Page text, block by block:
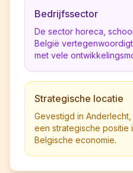
Bedrijfssector
De sector horeca,
België
met vele
Strategische locatie
Gevestigd in
een strategische positie
Belgische economie.